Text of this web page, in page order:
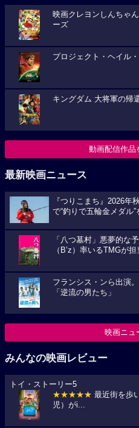
映画クレヨンしんちゃ
ーズ
プロジェクト・ヘイル
キングダム 大将軍の帰
動画配信作品
最新映画ニュース
『つりこまち』2026年
で“釣りで五輪金メダル”
「八つ墓村」悪夢的な
（B’z）率いるTMGが担
フランシス・ンら出演
「逆流の男たち」
映画ニュ
みんなの映画レビュー
トイ・ストーリー5
★★★★★ 最近街を歩
児）がi...